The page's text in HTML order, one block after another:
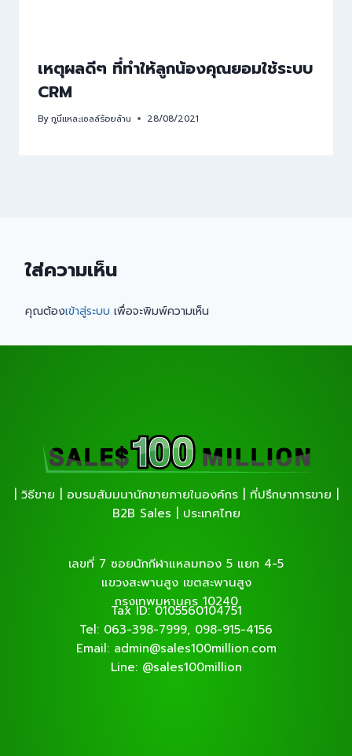
เหตุผลดีๆ ที่ทำให้ลูกน้องคุณยอมใช้ระบบ
CRM
Byกูนี่แหละเซลล์ร้อยล้าน 28/08/2021
ใส่ความเห็น
คุณต้องเข้าสู่ระบบ เพื่อจะพิมพ์ความเห็น
| วิธีขาย | อบรมสัมมนานักขายภายในองค์กร | ที่ปรึกษาการขาย |
B2B Sales | ประเทศไทย
เลขที่ 7 ซอยนักกีฬาแหลมทอง 5 แยก 4-5
แขวงสะพานสูง เขตสะพานสูง
กรุงเทพมหานคร 10240
Tax ID: 0105560104751
Tel: 063-398-7999, 098-915-4156
Email: admin@sales100million.com
Line: @sales100million